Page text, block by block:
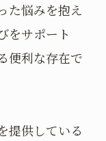
た悩みを抱え
をサポート
便利な存在で
提供している